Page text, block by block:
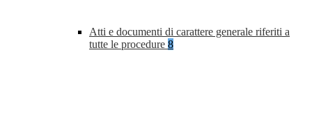
Atti e documenti di carattere generale riferiti a
tutte le procedure 8